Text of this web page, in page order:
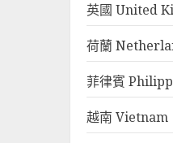
英國 United
荷蘭
菲律賓
越南 Vietnam